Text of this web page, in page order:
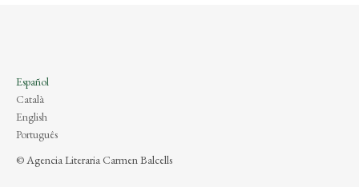
Español
Català
English
Português
© Agencia Literaria Carmen Balcells